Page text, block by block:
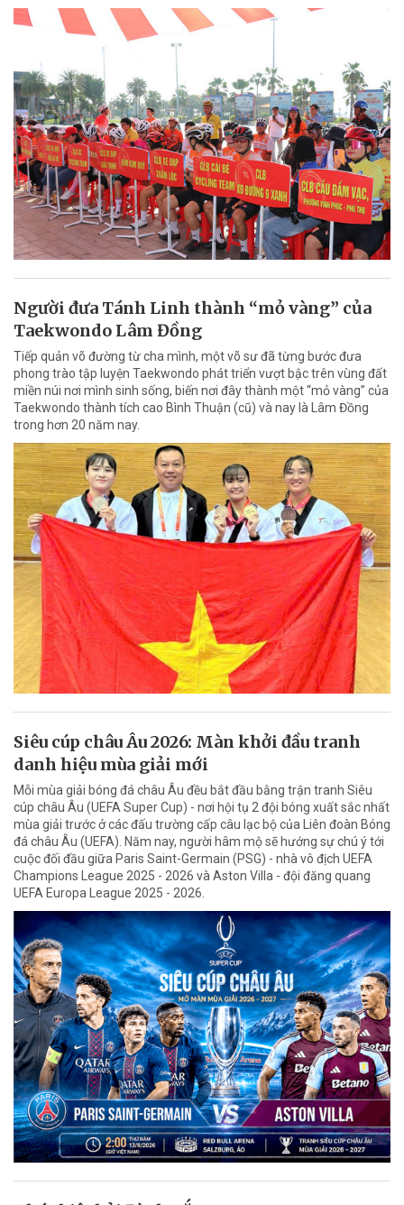
Người đưa Tánh Linh thành “mỏ vàng” của
Taekwondo Lâm Đồng
Tiếp quản võ đường từ cha mình, một võ sư đã từng bước đưa
phong trào tập luyện Taekwondo phát triển vượt bậc trên vùng đất
miền núi nơi mình sinh sống, biến nơi đây thành một “mỏ vàng” của
Taekwondo thành tích cao Bình Thuận (cũ) và nay là Lâm Đồng
trong hơn 20 năm nay.
Siêu cúp châu Âu 2026: Màn khởi đầu tranh
danh hiệu mùa giải mới
Mỗi mùa giải bóng đá châu Âu đều bắt đầu bằng trận tranh Siêu
cúp châu Âu (UEFA Super Cup) - nơi hội tụ 2 đội bóng xuất sắc nhất
mùa giải trước ở các đấu trường cấp câu lạc bộ của Liên đoàn Bóng
đá châu Âu (UEFA). Năm nay, người hâm mộ sẽ hướng sự chú ý tới
cuộc đối đầu giữa Paris Saint-Germain (PSG) - nhà vô địch UEFA
Champions League 2025 - 2026 và Aston Villa - đội đăng quang
UEFA Europa League 2025 - 2026.